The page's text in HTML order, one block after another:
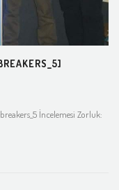
İncelemesi Zorluk: